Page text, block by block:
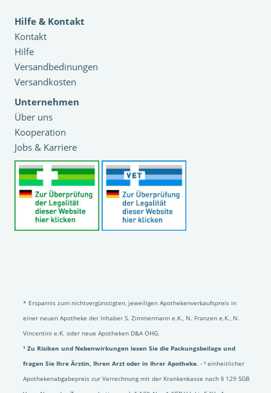
Hilfe & Kontakt
Kontakt
Hilfe
Versandbedinungen
Versandkosten
Unternehmen
Über uns
Kooperation
Jobs & Karriere
* Ersparnis zum nichtvergünstigten, jeweiligen Apothekenverkaufspreis in
einer neuen Apotheke der Inhaber S. Zimmermann e.K., N. Franzen e.K., N.
Vincentini e.K. oder neue Apotheken D&A OHG.
¹ Zu Risiken und Nebenwirkungen lesen Sie die Packungsbeilage und
fragen Sie Ihre Ärztin, Ihren Arzt oder in Ihrer Apotheke. - ² einheitlicher
Apothekenabgabepreis zur Verrechnung mit der Krankenkasse nach § 129 SGB